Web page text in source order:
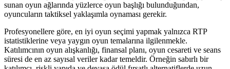
sunan oyun ağlarında yüzlerce oyun başlığı bulunduğundan,
oyuncuların taktiksel yaklaşımla oynaması gerekir.
Profesyonellere göre, en iyi oyun seçimi yapmak yalnızca RTP
istatistiklerine veya yaygın oyun temalarına ilgilenmekle.
Katılımcının oyun alışkanlığı, finansal planı, oyun cesareti ve seans
süresi de en az sayısal veriler kadar temeldir. Örneğin sabırlı bir